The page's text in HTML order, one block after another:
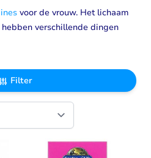
voor de vrouw. Het lichaam
verschillende dingen
Filter